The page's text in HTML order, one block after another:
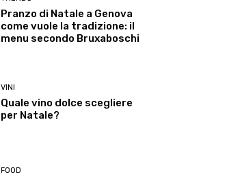
Pranzo di Natale a Genova
come vuole la tradizione: il
menu secondo Bruxaboschi
VINI
Quale vino dolce scegliere
per Natale?
FOOD